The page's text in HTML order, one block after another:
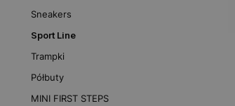
Sneakers
Sport Line
Trampki
Półbuty
MINI FIRST STEPS